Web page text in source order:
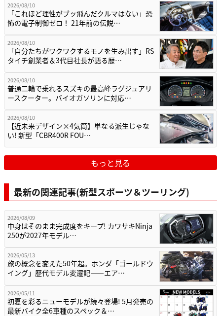
2026/08/10
「これほど理性がブッ飛んだクルマはない」恐
怖の電子制御ゼロ！ 21年前の伝説…
2026/08/10
「自分たちがワクワクするモノを生み出す」RS
タイチ創業者＆3代目社長が語る歴…
2026/08/10
普通二輪で乗れるスズキの最高峰ラグジュアリ
ースクーター。バイオガソリンに対応…
2026/08/10
【近未来デザイン×4気筒】単なる派生じゃな
い! 新型「CBR400R FOU…
もっと見る
最新の関連記事(新型スポーツ＆ツーリング)
2026/08/09
中身はそのまま完成度をキープ! カワサキNinja
250が2027年モデル…
2026/05/13
旅の概念を変えた50年超。ホンダ「ゴールドウ
イング」歴代モデル変遷記——エア…
2026/05/11
初夏を彩るニューモデルが続々登場! 5月発売の
最新バイク全6車種のスペック＆…